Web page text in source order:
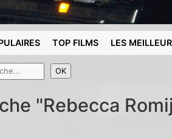
TOP FILMS LES
"Rebecca